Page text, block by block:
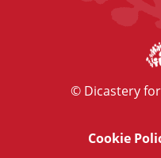
© Dicastery for
Cookie